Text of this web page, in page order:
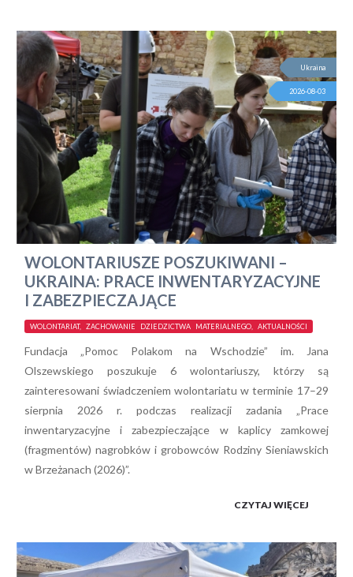
Ukraina
2026-08-03
WOLONTARIUSZE POSZUKIWANI –
UKRAINA: PRACE INWENTARYZACYJNE
I ZABEZPIECZAJĄCE
WOLONTARIAT, ZACHOWANIE DZIEDZICTWA MATERIALNEGO, AKTUALNOŚCI
Fundacja „Pomoc Polakom na Wschodzie” im. Jana
Olszewskiego poszukuje 6 wolontariuszy, którzy są
zainteresowani świadczeniem wolontariatu w terminie 17–29
sierpnia 2026 r. podczas realizacji zadania „Prace
inwentaryzacyjne i zabezpieczające w kaplicy zamkowej
(fragmentów) nagrobków i grobowców Rodziny Sieniawskich
w Brzeżanach (2026)”.
CZYTAJ WIĘCEJ